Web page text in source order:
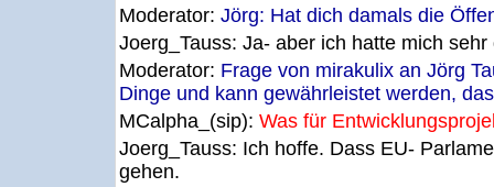
Moderator: Jörg: Hat dich damals die
Joerg_Tauss: Ja- aber ich hatte mich
Moderator: Frage von mirakulix an Jörg
Dinge und kann gewährleistet werden,
MCalpha_(sip): Was für
Joerg_Tauss: Ich hoffe. Dass EU-
gehen.